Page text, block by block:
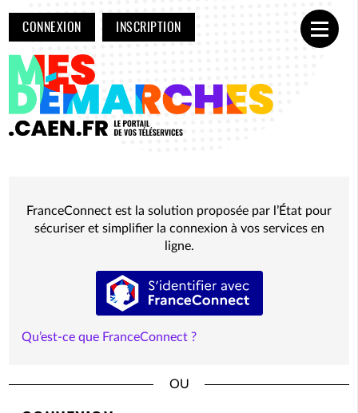
CONNEXION INSCRIPTION
Ouvrir
FranceConnect est la solution proposée par l’État pour
sécuriser et simplifier la connexion à vos services en
ligne.
S’identifier avec FranceConnect
Qu’est-ce que FranceConnect ?
*